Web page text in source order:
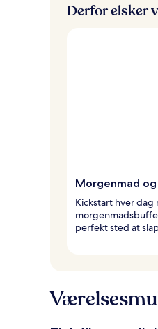
Derfor elsker
Morgenmad
Kickstart hver
perfekt sted at